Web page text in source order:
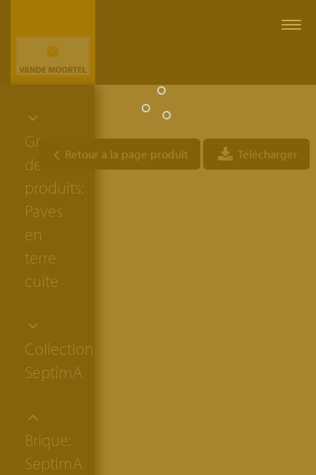
Groupe
de
produits:
Paves
en
terre
cuite
Collection:
SeptimA
Brique:
SeptimA
Retour à la page produit Télécharger